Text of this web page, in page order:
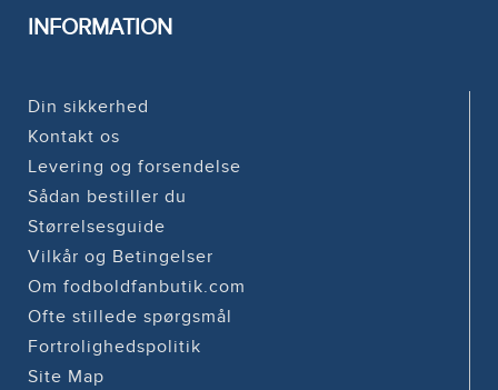
INFORMATION
Din sikkerhed
Kontakt os
Levering og forsendelse
Sådan bestiller du
Størrelsesguide
Vilkår og Betingelser
Om fodboldfanbutik.com
Ofte stillede spørgsmål
Fortrolighedspolitik
Site Map